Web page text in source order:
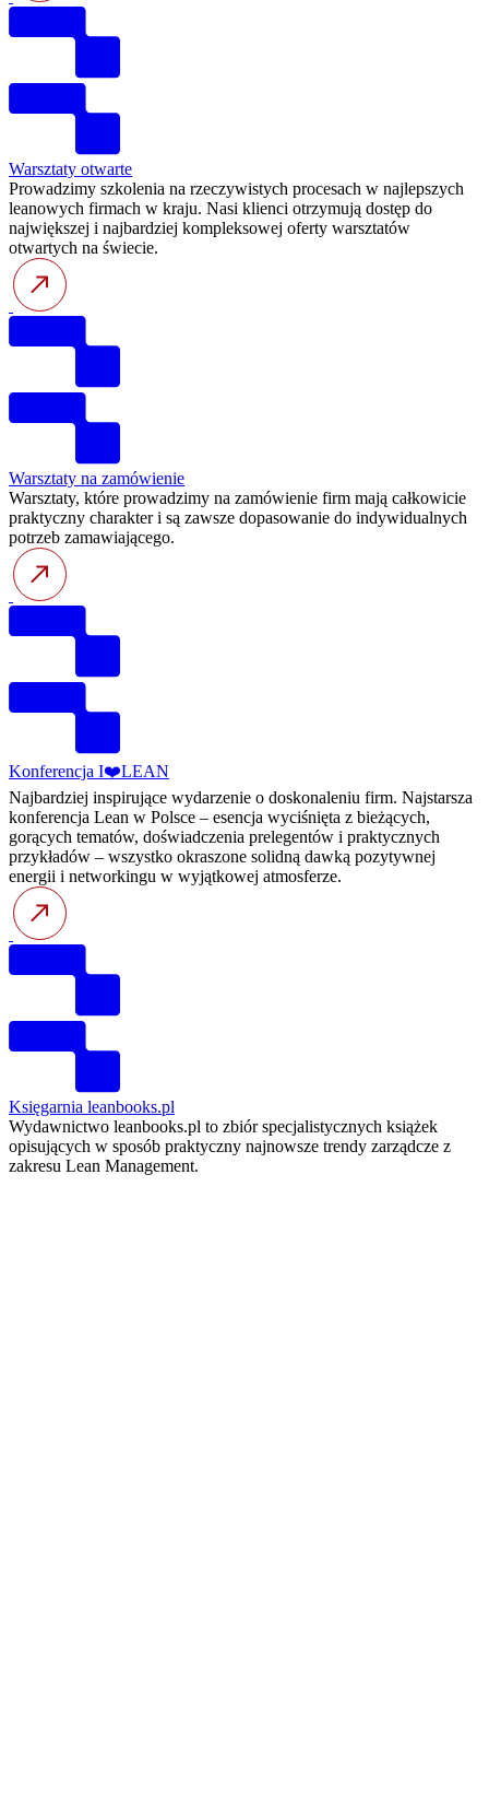
Warsztaty otwarte
Prowadzimy szkolenia na rzeczywistych procesach w najlepszych
leanowych firmach w kraju. Nasi klienci otrzymują dostęp do
największej i najbardziej kompleksowej oferty warsztatów
otwartych na świecie.
Warsztaty na zamówienie
Warsztaty, które prowadzimy na zamówienie firm mają całkowicie
praktyczny charakter i są zawsze dopasowanie do indywidualnych
potrzeb zamawiającego.
Konferencja I❤️LEAN
Najbardziej inspirujące wydarzenie o doskonaleniu firm. Najstarsza
konferencja Lean w Polsce – esencja wyciśnięta z bieżących,
gorących tematów, doświadczenia prelegentów i praktycznych
przykładów – wszystko okraszone solidną dawką pozytywnej
energii i networkingu w wyjątkowej atmosferze.
Księgarnia leanbooks.pl
Wydawnictwo leanbooks.pl to zbiór specjalistycznych książek
opisujących w sposób praktyczny najnowsze trendy zarządcze z
zakresu Lean Management.